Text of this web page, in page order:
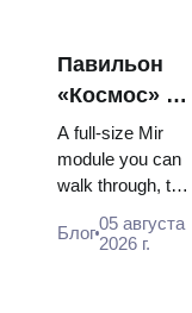
Павильон
«Космос» на
ВДНХ:
внутри
самой
большой
космической
A full-size Mir
module you can
walk through, the
model, scorched
Блог05 августа
2026 г.